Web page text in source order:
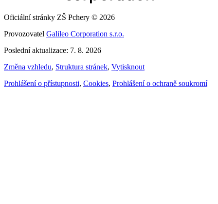
Oficiální stránky ZŠ Pchery © 2026
Provozovatel Galileo Corporation s.r.o.
Poslední aktualizace: 7. 8. 2026
Změna vzhledu, Struktura stránek, Vytisknout
Prohlášení o přístupnosti, Cookies, Prohlášení o ochraně soukromí